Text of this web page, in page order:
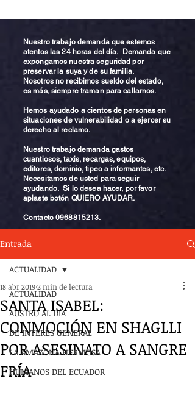
Nuestro trabajo demanda que estemos
atentos las 24 horas del día. Demanda que
expongamos nuestra seguridad por
preservar la suya y de su familia.
Nosotros no recibimos sueldo del estado,
es más, siempre traman para callarnos.
Hemos ayudado a cientos de personas en
situaciones de vulnerabilidad o a ejercer su
derecho al reclamo.
Nuestro trabajo demanda gastos
cuantiosos, taxis, recargas, equipos,
editores, dominio, tipeo a informantes, etc.
Necesitamos de usted para seguir
ayudando. Si lo desea hacer, por favor
aplaste botón QUIERO AYUDAR.
Contacto0968815213.
Entrada
ACTUALIDAD
AUSTRO AL DÍA
DE INTERÉS GENERAL
LA AMAZONA HERMOSA
HUMANOS DEL ECUADOR
ACTUALIDAD
SANTA ISABEL:
CONMOCIÓN EN SHAGLLI
POR ASESINATO A SANGRE
FRÍA
18 abr 20192 min de lectura